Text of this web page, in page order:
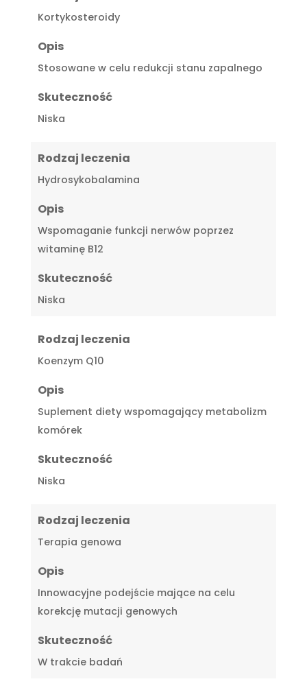
Kortykosteroidy
Opis
Stosowane w celu redukcji stanu zapalnego
Skuteczność
Niska
Rodzaj leczenia
Hydrosykobalamina
Opis
Wspomaganie funkcji nerwów poprzez
witaminę B12
Skuteczność
Niska
Rodzaj leczenia
Koenzym Q10
Opis
Suplement diety wspomagający metabolizm
komórek
Skuteczność
Niska
Rodzaj leczenia
Terapia genowa
Opis
Innowacyjne podejście mające na celu
korekcję mutacji genowych
Skuteczność
W trakcie badań